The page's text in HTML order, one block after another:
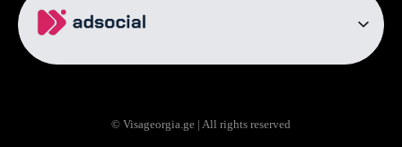
რუსეთის ვიზა
ავიაბილეთები
თბილისი ბაქო
© Visageorgia.ge | All rights reserved